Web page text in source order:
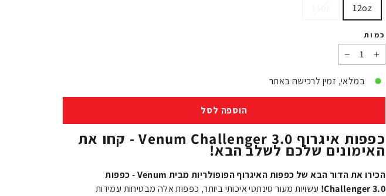
12oz
כמות
−
+
במלאי, זמין לרכישה באתר
הוספה לסל
כפפות איגרוף Venum Challenger 3.0 - קחו את
האימונים שלכם לשלב הבא!
הכירו את הדור הבא של כפפות האיגרוף הפופולריות מבית Venum - כפפות
Challenger 3.0! עשויות מעור סינתטי איכותי ביותר, כפפות אלה מבטיחות עמידות